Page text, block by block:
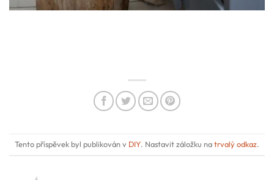
Tento příspěvek byl publikován v DIY. Nastavit záložku natrvalý odkaz.